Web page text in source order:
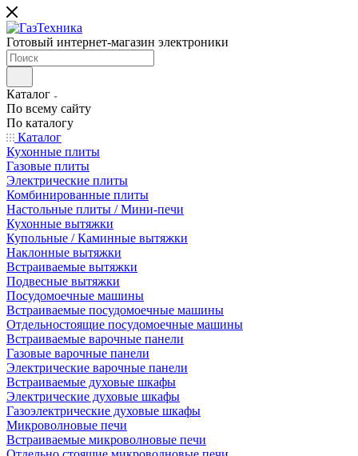
Готовый интернет-магазин электроники
Каталог
По всему сайту
По каталогу
Каталог
Кухонные плиты
Газовые плиты
Электрические плиты
Комбинированные плиты
Настольные плиты / Мини-печи
Кухонные вытяжки
Купольные / Каминные вытяжки
Наклонные вытяжки
Встраиваемые вытяжки
Подвесные вытяжки
Посудомоечные машины
Встраиваемые посудомоечные машины
Отдельностоящие посудомоечные машины
Встраиваемые варочные панели
Газовые варочные панели
Электрические варочные панели
Встраиваемые духовые шкафы
Электрические духовые шкафы
Газоэлектрические духовые шкафы
Микроволновые печи
Встраиваемые микроволновые печи